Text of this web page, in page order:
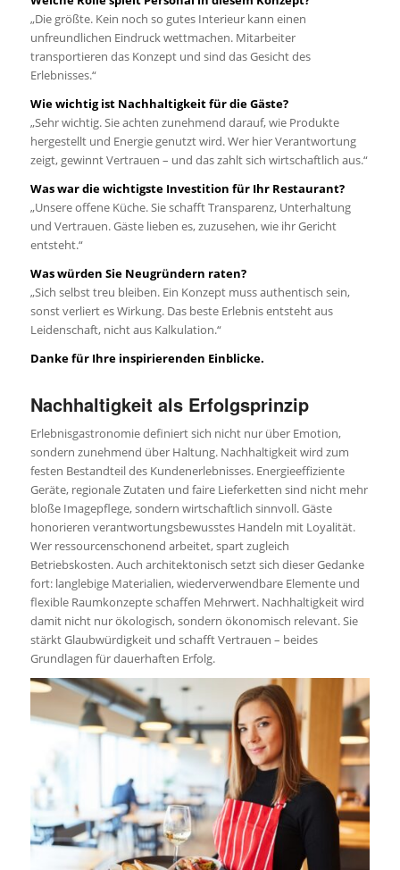
„Die größte. Kein noch so gutes Interieur kann einen
unfreundlichen Eindruck wettmachen. Mitarbeiter
transportieren das Konzept und sind das Gesicht des
Erlebnisses.“
Wie wichtig ist Nachhaltigkeit für die Gäste?
„Sehr wichtig. Sie achten zunehmend darauf, wie Produkte
hergestellt und Energie genutzt wird. Wer hier Verantwortung
zeigt, gewinnt Vertrauen – und das zahlt sich wirtschaftlich aus.“
Was war die wichtigste Investition für Ihr Restaurant?
„Unsere offene Küche. Sie schafft Transparenz, Unterhaltung
und Vertrauen. Gäste lieben es, zuzusehen, wie ihr Gericht
entsteht.“
Was würden Sie Neugründern raten?
„Sich selbst treu bleiben. Ein Konzept muss authentisch sein,
sonst verliert es Wirkung. Das beste Erlebnis entsteht aus
Leidenschaft, nicht aus Kalkulation.“
Danke für Ihre inspirierenden Einblicke.
Nachhaltigkeit als Erfolgsprinzip
Erlebnisgastronomie definiert sich nicht nur über Emotion,
sondern zunehmend über Haltung. Nachhaltigkeit wird zum
festen Bestandteil des Kundenerlebnisses. Energieeffiziente
Geräte, regionale Zutaten und faire Lieferketten sind nicht mehr
bloße Imagepflege, sondern wirtschaftlich sinnvoll. Gäste
honorieren verantwortungsbewusstes Handeln mit Loyalität.
Wer ressourcenschonend arbeitet, spart zugleich
Betriebskosten. Auch architektonisch setzt sich dieser Gedanke
fort: langlebige Materialien, wiederverwendbare Elemente und
flexible Raumkonzepte schaffen Mehrwert. Nachhaltigkeit wird
damit nicht nur ökologisch, sondern ökonomisch relevant. Sie
stärkt Glaubwürdigkeit und schafft Vertrauen – beides
Grundlagen für dauerhaften Erfolg.